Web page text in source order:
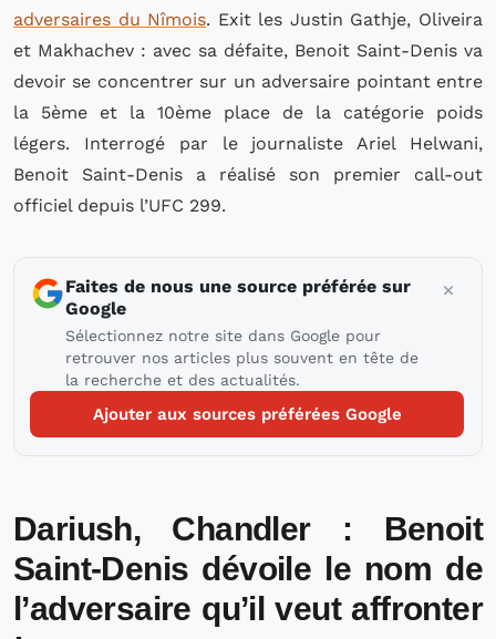
adversaires du Nîmois. Exit les Justin Gathje, Oliveira
et Makhachev : avec sa défaite, Benoit Saint-Denis va
devoir se concentrer sur un adversaire pointant entre
la 5ème et la 10ème place de la catégorie poids
légers. Interrogé par le journaliste Ariel Helwani,
Benoit Saint-Denis a réalisé son premier call-out
officiel depuis l’UFC 299.
Faites de nous une source préférée sur
Google
Sélectionnez notre site dans Google pour
retrouver nos articles plus souvent en tête de
la recherche et des actualités.
Ajouter aux sources préférées Google
Dariush, Chandler : Benoit
Saint-Denis dévoile le nom de
l’adversaire qu’il veut affronter